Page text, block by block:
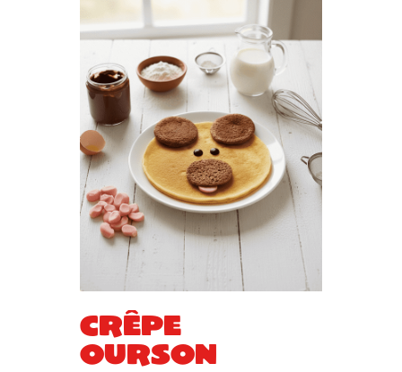
Crêpe
ourson